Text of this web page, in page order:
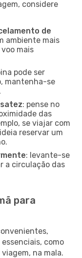
considere
de
ambiente mais
mais
pode ser
mantenha-se
: pense no
das
se viajar com
reservar um
: levante-se
a circulação das
para
como
na mala.